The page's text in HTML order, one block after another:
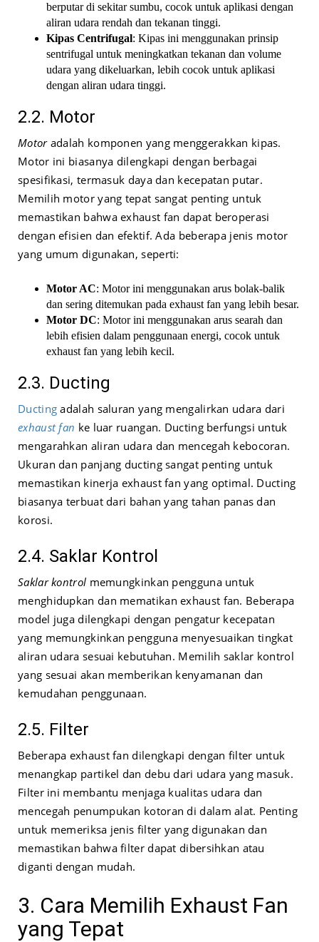
berputar di sekitar sumbu, cocok untuk aplikasi dengan
aliran udara rendah dan tekanan tinggi.
Kipas Centrifugal: Kipas ini menggunakan prinsip
sentrifugal untuk meningkatkan tekanan dan volume
udara yang dikeluarkan, lebih cocok untuk aplikasi
dengan aliran udara tinggi.
2.2. Motor
Motoradalah komponen yang menggerakkan kipas.
Motor ini biasanya dilengkapi dengan berbagai
spesifikasi, termasuk daya dan kecepatan putar.
Memilih motor yang tepat sangat penting untuk
memastikan bahwa exhaust fan dapat beroperasi
dengan efisien dan efektif. Ada beberapa jenis motor
yang umum digunakan, seperti:
Motor AC: Motor ini menggunakan arus bolak-balik
dan sering ditemukan pada exhaust fan yang lebih besar.
Motor DC: Motor ini menggunakan arus searah dan
lebih efisien dalam penggunaan energi, cocok untuk
exhaust fan yang lebih kecil.
2.3. Ducting
Ducting adalah saluran yang mengalirkan udara dari
exhaust fan ke luar ruangan. Ducting berfungsi untuk
mengarahkan aliran udara dan mencegah kebocoran.
Ukuran dan panjang ducting sangat penting untuk
memastikan kinerja exhaust fan yang optimal. Ducting
biasanya terbuat dari bahan yang tahan panas dan
korosi.
2.4. Saklar Kontrol
Saklar kontrol memungkinkan pengguna untuk
menghidupkan dan mematikan exhaust fan. Beberapa
model juga dilengkapi dengan pengatur kecepatan
yang memungkinkan pengguna menyesuaikan tingkat
aliran udara sesuai kebutuhan. Memilih saklar kontrol
yang sesuai akan memberikan kenyamanan dan
kemudahan penggunaan.
2.5. Filter
Beberapa exhaust fan dilengkapi dengan filter untuk
menangkap partikel dan debu dari udara yang masuk.
Filter ini membantu menjaga kualitas udara dan
mencegah penumpukan kotoran di dalam alat. Penting
untuk memeriksa jenis filter yang digunakan dan
memastikan bahwa filter dapat dibersihkan atau
diganti dengan mudah.
3. Cara Memilih Exhaust Fan
yang Tepat